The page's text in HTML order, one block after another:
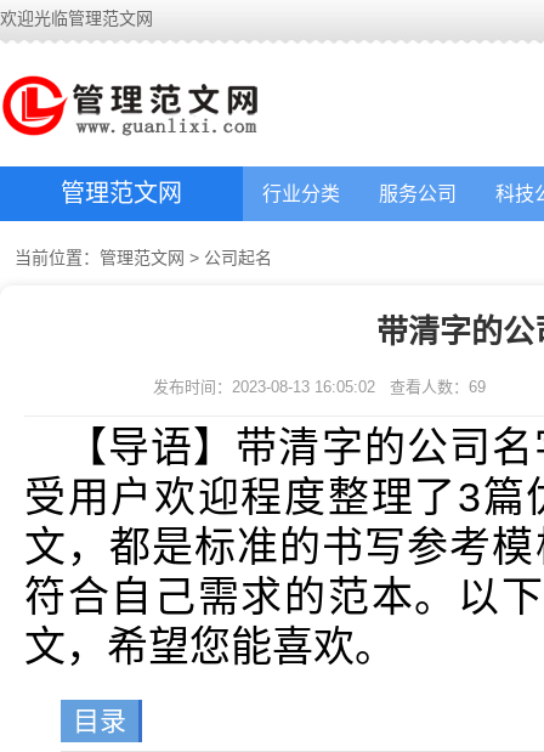
欢迎光临管理范文网
管理范文网 行业分类 服务公司 科技
当前位置： 管理范文网 > 公司起名
带清字的
发布时间：2023-08-13 16:05:02 查看人数： 69
【导语】带清字的公司
受用户欢迎程度整理了3
文，都是标准的书写参考
符合自己需求的范本。以
文，希望您能喜欢。
目录